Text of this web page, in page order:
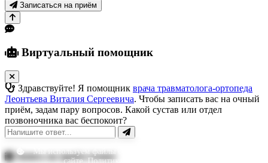
Записаться на приём
Виртуальный помощник
Здравствуйте! Я помощник врача травматолога-ортопеда
Леонтьева Виталия Сергеевича. Чтобы записать вас на очный
приём, задам пару вопросов. Какой сустав или отдел
позвоночника вас беспокоит?
Запись на приём (очно)
Мы используем файлы cookie, чтобы улучшить ваш опыт на
сайте.Политика конфиденциальности